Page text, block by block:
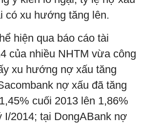
có xu hướng tăng lên.
hiện qua báo cáo tài
của nhiều NHTM vừa công
xu hướng nợ xấu tăng
nợ xấu đã tăng
cuối 2013 lên 1,86%
I/2014; tại DongABank nợ